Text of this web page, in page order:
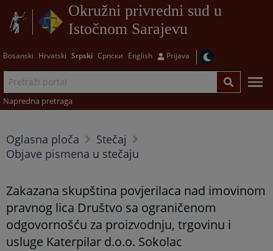
Okružni privredni sud u
Istočnom Sarajevu
Bosanski Hrvatski Srpski Српски English Prijava
Napredna pretraga
Oglasna ploča
Stečaj
Objave pismena u stečaju
Zakazana skupština povjerilaca nad imovinom
pravnog lica Društvo sa ograničenom
odgovornošću za proizvodnju, trgovinu i
usluge Katerpilar d.o.o. Sokolac